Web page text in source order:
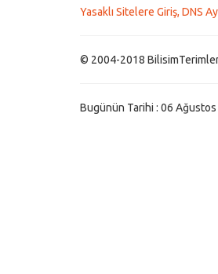
Yasaklı Sitelere Giriş, DNS
© 2004-2018
Bugünün Tarihi : 06